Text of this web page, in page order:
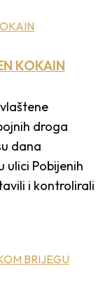
KOKAIN
droga
dana
ulici Pobijenih
i kontrolirali